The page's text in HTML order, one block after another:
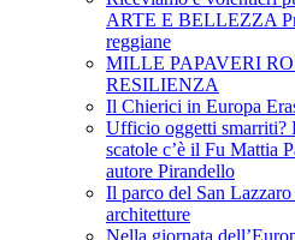
ARTE E BELLEZZA
reggiane
MILLE PAPAVERI
RESILIENZA
Il Chierici in Europa
Ufficio oggetti smarriti?
scatole c’è il Fu Mattia
autore Pirandello
Il parco del San
architetture